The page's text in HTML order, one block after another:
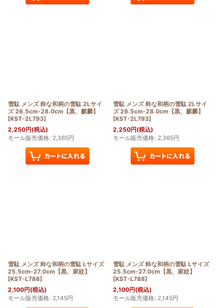
雪駄 メンズ 粋な和柄の雪駄 2Lサイ
ズ 26.5cm-28.0cm【黒、麒麟】
[KST-2L793]
2,250円(税込)
モール販売価格: 2,365円
雪駄 メンズ 粋な和柄の雪駄 2Lサイ
ズ 26.5cm-28.0cm【黒、麒麟】
[KST-2L793]
2,250円(税込)
モール販売価格: 2,365円
雪駄 メンズ 粋な和柄の雪駄 Lサイズ
25.5cm-27.0cm【黒、家紋】
[KST-L788]
2,100円(税込)
モール販売価格: 2,145円
雪駄 メンズ 粋な和柄の雪駄 Lサイズ
25.5cm-27.0cm【黒、家紋】
[KST-L788]
2,100円(税込)
モール販売価格: 2,145円